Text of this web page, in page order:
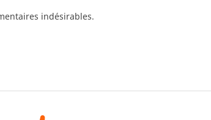
indésirables.